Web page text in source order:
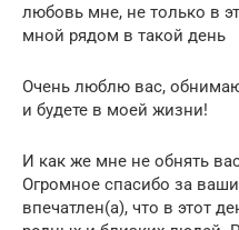
любовь мне, не только в
мной рядом в такой день
Очень люблю вас,
и будете в моей жизни!
И как же мне не обнять
Огромное спасибо за
впечатлен(а), что в этот